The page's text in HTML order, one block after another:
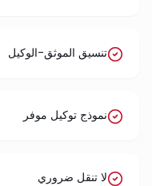
تنسيق الموثق-الوكيل
نموذج توكيل موفر
لا تنقل ضروري